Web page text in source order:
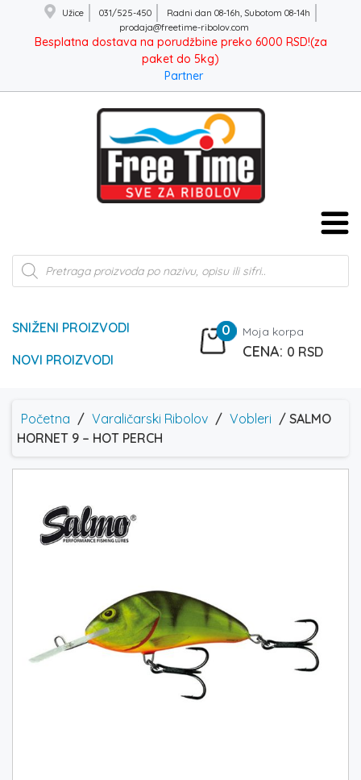
Užice 031/525-450
Radni dan 08-16h, Subotom 08-14h
prodaja@freetime-ribolov.com
Besplatna dostava na porudžbine preko 6000 RSD!(za
paket do 5kg)
Partner
Products
search
SNIŽENI PROIZVODI
NOVI PROIZVODI
0 Moja korpa
0 RSD
Početna / Varaličarski Ribolov / Vobleri / SALMO
HORNET 9 – HOT PERCH